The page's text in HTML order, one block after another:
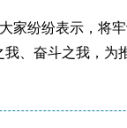
家纷纷表示，将
、奋斗之我，为